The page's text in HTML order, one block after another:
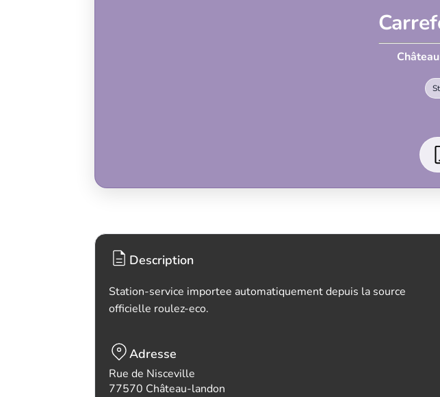
Description
Station-service importee automatiquement depuis la source
officielle roulez-eco.
Adresse
Rue de Nisceville
77570 Château-landon